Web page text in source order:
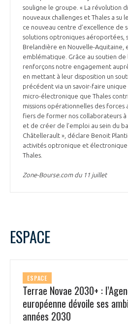
souligne le groupe. « La révolution
nouveaux challenges et Thales a su
ce nouveau centre d’excellence de
solutions optroniques aéroportées,
Brelandière en Nouvelle-Aquitaine,
emblématique. Grâce au soutien de
renforçons notre engagement
en mettant à leur disposition un
précédent via un savoir-faire
micro-électronique que Thales
missions opérationnelles des forces
fiers de former nos collaborateurs
et de créer de l’emploi au sein du
Châtellerault », déclare Benoit
activités optronique et électronique
Thales.
Zone-Bourse.com du 11 juillet
ESPACE
ESPACE
Terrae Novae 2030+ :
européenne dévoile ses
années 2030